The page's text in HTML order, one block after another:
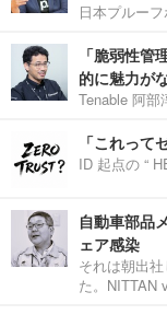
日本プルー
「脆弱性
的に魅力が
Tenable 阿部
「これって
ID 起点の “
自動車部品
ェア感染
それは朝出
た。NITTAN